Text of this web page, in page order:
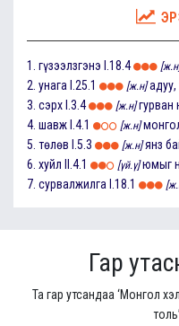
1. гүзээлзгэнэ I.18.4
2. унага I.25.1 [ж.н] адуу,
3. сэрх I.3.4 [ж.н] гурван
4. шавж I.4.1 [ж.н]
5. төлөв I.5.3 [ж.н] янз
6. хуйл II.4.1 [үй.ү] юмыг
7. сурвалжилга I.18.1
Гар
Та гар утсандаа ‘Монгол